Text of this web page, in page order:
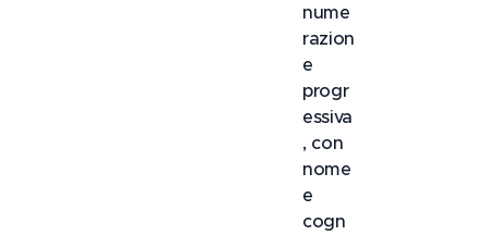
nume
razion
e
progr
essiva
, con
nome
e
cogn